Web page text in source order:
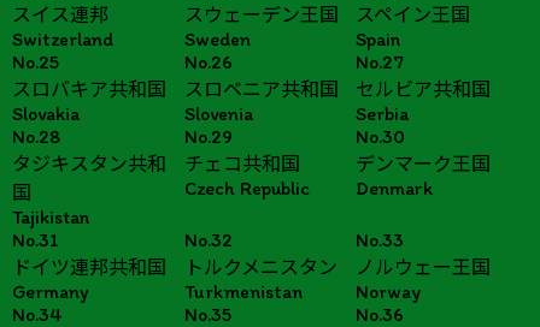
スイス連邦
Switzerland
スウェーデン王国
Sweden
スペイン王国
Spain
No.25
スロバキア共和国
Slovakia
No.26
スロベニア共和国
Slovenia
No.27
セルビア共和国
Serbia
No.28
タジキスタン共和
国
Tajikistan
No.29
チェコ共和国
Czech Republic
No.30
デンマーク王国
Denmark
No.31
ドイツ連邦共和国
Germany
No.32
トルクメニスタン
Turkmenistan
No.33
ノルウェー王国
Norway
No.34
No.35
No.36